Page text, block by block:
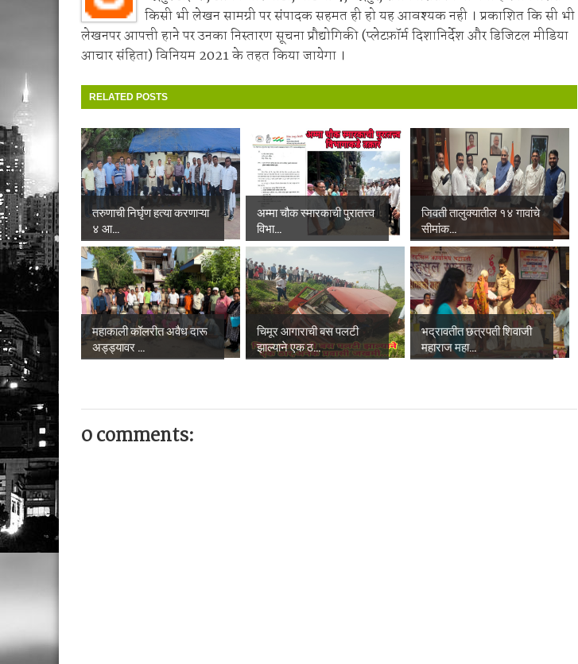
किसी भी लेखन सामग्री पर संपादक सहमत ही हो यह आवश्यक नही । प्रकाशित कि सी भी
लेखनपर आपत्ती हाने पर उनका निस्तारण सूचना प्रौद्योगिकी (प्लेटफ़ॉर्म दिशानिर्देश और डिजिटल मीडिया
आचार संहिता) विनियम 2021 के तहत किया जायेगा ।
RELATED POSTS
तरुणाची निर्घृण हत्या करणाऱ्या
४ आ...
अम्मा चौक स्मारकाची पुरातत्त्व
विभा...
जिवती तालुक्यातील १४ गावांचे
सीमांक...
महाकाली कॉलरीत अवैध दारू
अड्ड्यावर ...
चिमूर आगाराची बस पलटी
झाल्याने एक ठ...
भद्रावतीत छत्रपती शिवाजी
महाराज महा...
0 comments: